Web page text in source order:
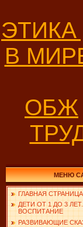
В
ОБЖ
МЕНЮ
ГЛАВНАЯ СТРАНИЦА
ДЕТИ ОТ 1 ДО 3
ВОСПИТАНИЕ
РАЗВИВАЮЩИЕ